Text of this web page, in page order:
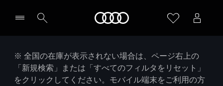
※ 全国の在庫が表示されない場合は、ページ右上の
「新規検索」または「すべてのフィルタをリセット」
をクリックしてください。モバイル端末をご利用の方